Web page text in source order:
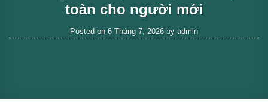
toàn cho người mới
Posted on 6 Tháng 7, 2026 by admin